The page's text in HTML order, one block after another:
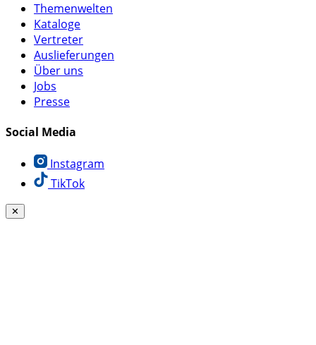
Themenwelten
Kataloge
Vertreter
Auslieferungen
Über uns
Jobs
Presse
Social Media
Instagram
TikTok
✕